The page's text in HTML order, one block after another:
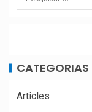
CATEGORIAS
Articles